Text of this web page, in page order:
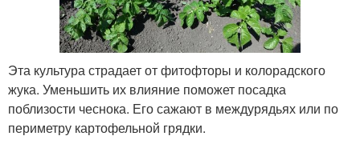
Эта культура страдает от фитофторы и колорадского
жука. Уменьшить их влияние поможет посадка
поблизости чеснока. Его сажают в междурядьях или по
периметру картофельной грядки.